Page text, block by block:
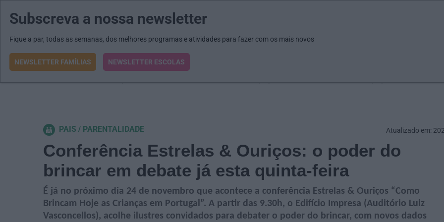
MENU MAIL JORNAIS
O que procura?
PAIS PARENTALIDADE
Conferência Estrelas & Ouriços: o poder do
brincar em debate já esta quinta-feira
É já no próximo dia 24 de novembro que acontece a conferência Estrelas & Ouriços “Como
Brincam Hoje as Crianças em Portugal”. A partir das 9.30h, o Edifício Impresa (Auditório Luiz
Vasconcellos), acolhe ilustres convidados para debater o poder do brincar, com novos dados
Atualizado em:
Subscreva a nossa newsletter
Fique a par, todas as semanas, dos melhores programas e atividades para fazer com os mais novos
NEWSLETTER FAMÍLIAS NEWSLETTER ESCOLAS